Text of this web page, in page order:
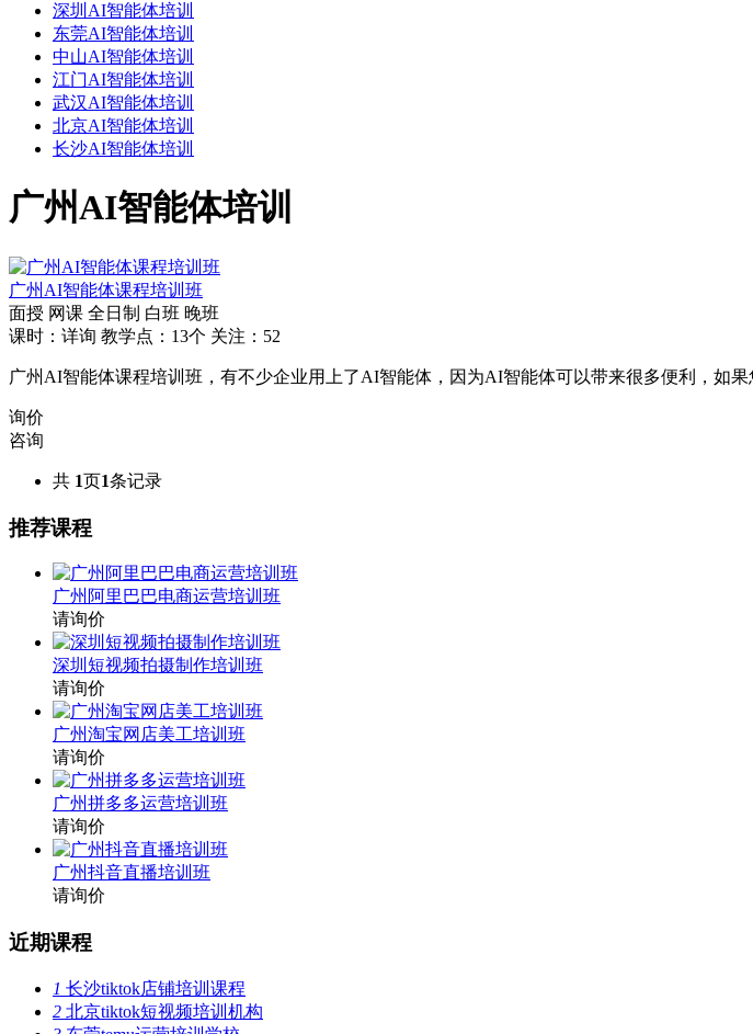
深圳AI智能体培训
东莞AI智能体培训
中山AI智能体培训
江门AI智能体培训
武汉AI智能体培训
北京AI智能体培训
长沙AI智能体培训
广州AI智能体培训
广州AI智能体课程培训班
面授 网课 全日制 白班 晚班
课时：详询 教学点：13个 关注：52
广州AI智能体课程培训班，有不少企业用上了AI智能体，因为AI智能体可以带来很多便利，如
询价
咨询
共 1页1条记录
推荐课程
广州阿里巴巴电商运营培训班
请询价
深圳短视频拍摄制作培训班
请询价
广州淘宝网店美工培训班
请询价
广州拼多多运营培训班
请询价
广州抖音直播培训班
请询价
近期课程
1 长沙tiktok店铺培训课程
2 北京tiktok短视频培训机构